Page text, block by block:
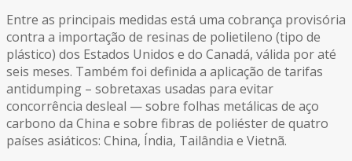
Entre as principais medidas está uma cobrança provisória
contra a importação de resinas de polietileno (tipo de
plástico) dos Estados Unidos e do Canadá, válida por até
seis meses. Também foi definida a aplicação de tarifas
antidumping – sobretaxas usadas para evitar
concorrência desleal — sobre folhas metálicas de aço
carbono da China e sobre fibras de poliéster de quatro
países asiáticos: China, Índia, Tailândia e Vietnã.